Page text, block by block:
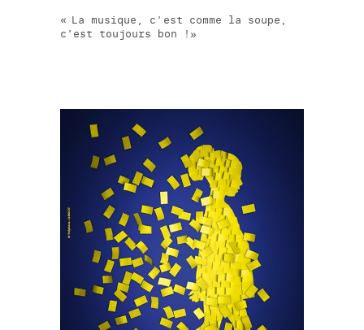
La musique, c'est comme la soupe,
c'est toujours bon !